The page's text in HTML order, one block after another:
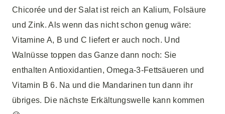
Chicorée und der Salat ist reich an Kalium, Folsäure
und Zink. Als wenn das nicht schon genug wäre:
Vitamine A, B und C liefert er auch noch. Und
Walnüsse toppen das Ganze dann noch: Sie
enthalten Antioxidantien, Omega-3-Fettsäueren und
Vitamin B 6. Na und die Mandarinen tun dann ihr
übriges. Die nächste Erkältungswelle kann kommen